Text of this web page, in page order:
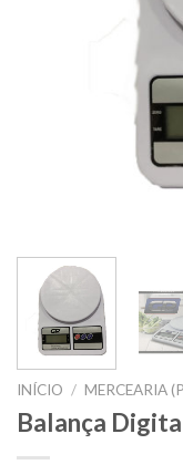
INÍCIO / MERCEARIA
Balança